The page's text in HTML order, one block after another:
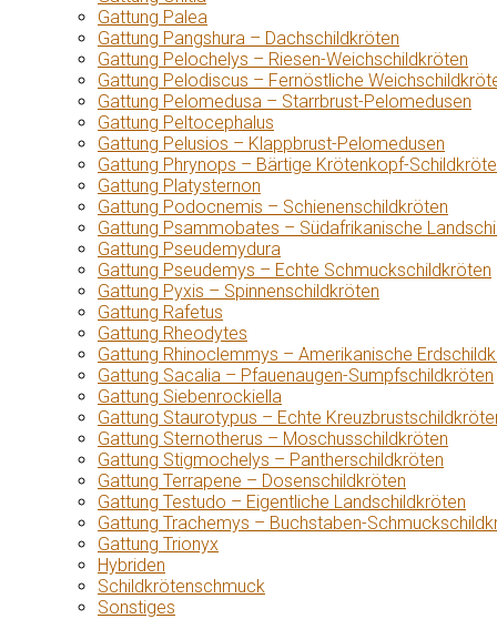
Gattung Palea
Gattung Pangshura – Dachschildkröten
Gattung Pelochelys – Riesen-Weichschildkröten
Gattung Pelodiscus – Fernöstliche
Gattung Pelomedusa – Starrbrust-Pelomedusen
Gattung Peltocephalus
Gattung Pelusios – Klappbrust-Pelomedusen
Gattung Phrynops – Bärtige Krötenkopf-
Gattung Platysternon
Gattung Podocnemis – Schienenschildkröten
Gattung Psammobates – Südafrikanische
Gattung Pseudemydura
Gattung Pseudemys – Echte Schmuckschildkröten
Gattung Pyxis – Spinnenschildkröten
Gattung Rafetus
Gattung Rheodytes
Gattung Rhinoclemmys – Amerikanische
Gattung Sacalia – Pfauenaugen-Sumpfschildkröten
Gattung Siebenrockiella
Gattung Staurotypus – Echte
Gattung Sternotherus – Moschusschildkröten
Gattung Stigmochelys – Pantherschildkröten
Gattung Terrapene – Dosenschildkröten
Gattung Testudo – Eigentliche Landschildkröten
Gattung Trachemys – Buchstaben-
Gattung Trionyx
Hybriden
Schildkrötenschmuck
Sonstiges